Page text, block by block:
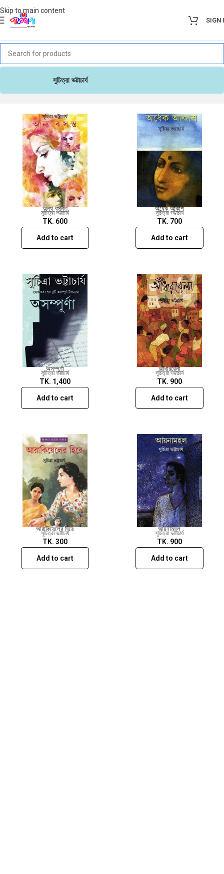
Skip to main content
SIGN
সুচিত্রা ভট্টাচার্য
অন্য বসন্ত
সুচিত্রা ভট্টাচার্য
TK. 600
Add to cart
অর্ধেক আকাশ
সুচিত্রা ভট্টাচার্য
TK. 700
Add to cart
অসম্পূর্ণা
সুচিত্রা ভট্টাচার্য
TK. 1,400
Add to cart
আঁধারবেলা
সুচিত্রা ভট্টাচার্য
TK. 900
Add to cart
আরাকিয়েলের হিরে
সুচিত্রা ভট্টাচার্য
TK. 300
Add to cart
আয়নামহল
সুচিত্রা ভট্টাচার্য
TK. 900
Add to cart